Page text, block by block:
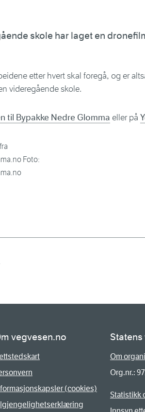
skole har laget en
etter hvert skal foregå, og er
videregående skole.
til Bypakke Nedre Glomma eller på
Foto:
vegvesen.no
(cookies)
Om
Org.nr.:
Statistikk